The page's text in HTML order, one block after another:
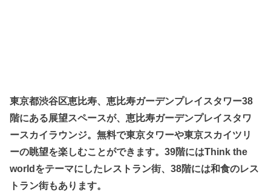
東京都渋谷区恵比寿、恵比寿ガーデンプレイスタワー38
階にある展望スペースが、恵比寿ガーデンプレイスタワ
ースカイラウンジ。無料で東京タワーや東京スカイツリ
ーの眺望を楽しむことができます。39階にはThink the
worldをテーマにしたレストラン街、38階には和食のレス
トラン街もあります。